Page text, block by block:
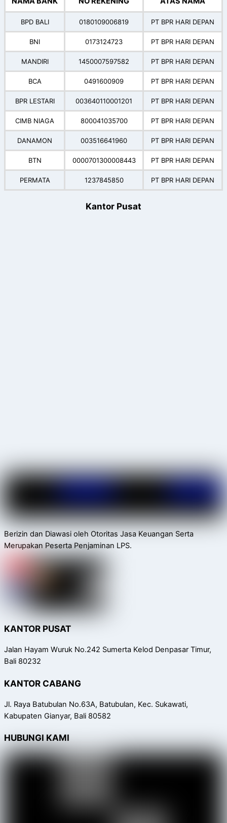
BPD BALI 0180109006819 PT BPR HARI DEPAN
BNI 0173124723 PT BPR HARI DEPAN
MANDIRI 1450007597582 PT BPR HARI DEPAN
BCA 0491600909 PT BPR HARI DEPAN
BPR LESTARI 003640110001201 PT BPR HARI DEPAN
CIMB NIAGA 800041035700 PT BPR HARI DEPAN
DANAMON 003516641960 PT BPR HARI DEPAN
BTN 0000701300008443 PT BPR HARI DEPAN
PERMATA 1237845850 PT BPR HARI DEPAN
Kantor Pusat
Berizin dan Diawasi oleh Otoritas Jasa Keuangan Serta
Merupakan Peserta Penjaminan LPS.
KANTOR PUSAT
Jalan Hayam Wuruk No.242 Sumerta Kelod Denpasar Timur,
Bali 80232
KANTOR CABANG
Jl. Raya Batubulan No.63A, Batubulan, Kec. Sukawati,
Kabupaten Gianyar, Bali 80582
HUBUNGI KAMI